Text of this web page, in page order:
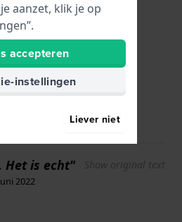
van tijd
Het is echt" Show original text
2022
aanzet, klik je op
accepteren
instellingen
Liever niet